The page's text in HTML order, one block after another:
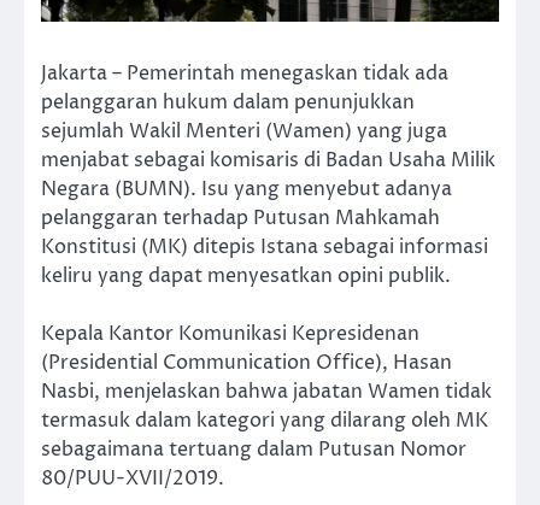
Jakarta – Pemerintah menegaskan tidak ada
pelanggaran hukum dalam penunjukkan
sejumlah Wakil Menteri (Wamen) yang juga
menjabat sebagai komisaris di Badan Usaha Milik
Negara (BUMN). Isu yang menyebut adanya
pelanggaran terhadap Putusan Mahkamah
Konstitusi (MK) ditepis Istana sebagai informasi
keliru yang dapat menyesatkan opini publik.
Kepala Kantor Komunikasi Kepresidenan
(Presidential Communication Office), Hasan
Nasbi, menjelaskan bahwa jabatan Wamen tidak
termasuk dalam kategori yang dilarang oleh MK
sebagaimana tertuang dalam Putusan Nomor
80/PUU-XVII/2019.